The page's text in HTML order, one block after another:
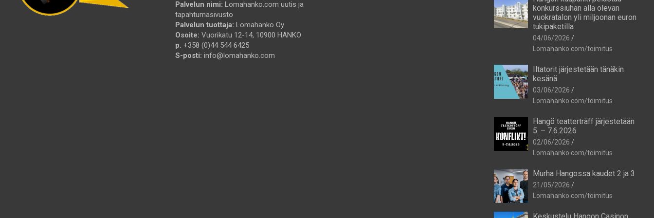
Palvelun nimi: Lomahanko.com uutis ja
tapahtumasivusto
Palvelun tuottaja: Lomahanko Oy
Osoite: Vuorikatu 12-14, 10900 HANKO
p. +358 (0)44 544 6425
S-posti: info@lomahanko.com
konkurssiuhan alla olevan
vuokratalon yli miljoonan euron
tukipaketilla
04/06/2026
Lomahanko.com/toimitus
Iltatorit järjestetään tänäkin
kesänä
03/06/2026
Lomahanko.com/toimitus
Hangö teatterträff järjestetään
5. – 7.6.2026
02/06/2026
Lomahanko.com/toimitus
Murha Hangossa kaudet 2 ja 3
21/05/2026
Lomahanko.com/toimitus